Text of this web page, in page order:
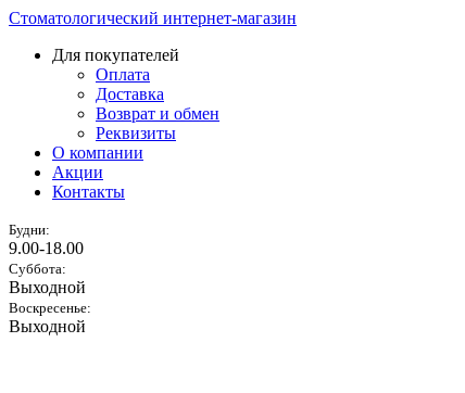
Стоматологический интернет-магазин
Для покупателей
Оплата
Доставка
Возврат и обмен
Реквизиты
О компании
Акции
Контакты
Будни:
9.00-18.00
Суббота:
Выходной
Воскресенье:
Выходной